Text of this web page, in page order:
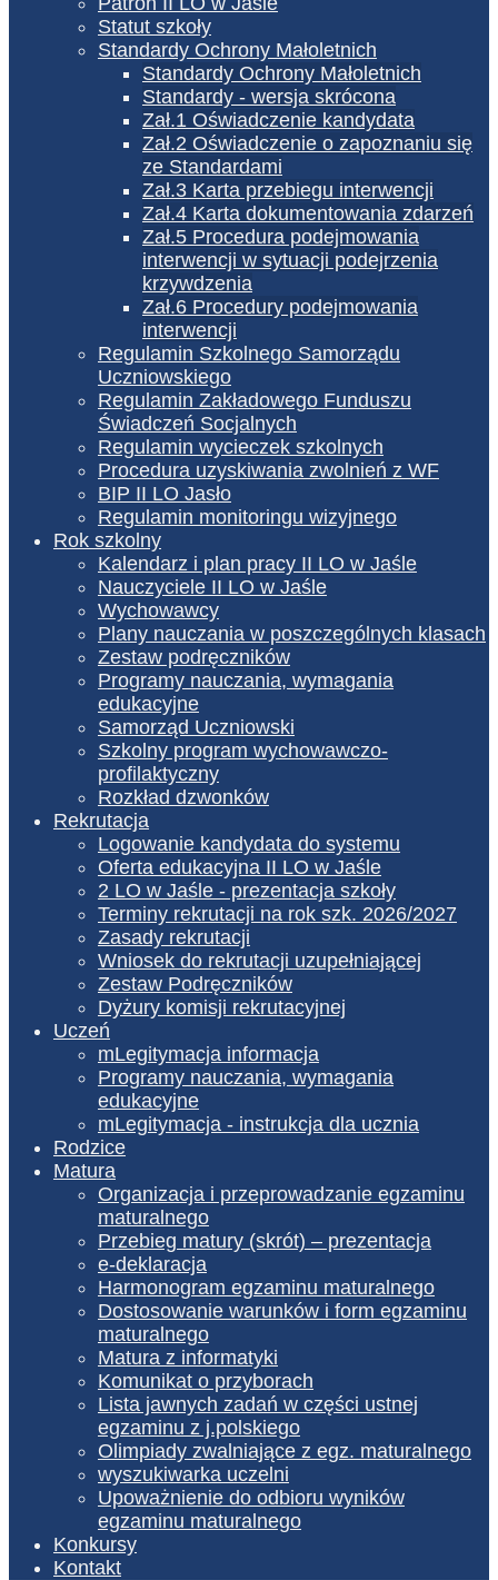
Statut szkoły
Standardy Ochrony Małoletnich
Standardy Ochrony Małoletnich
Standardy - wersja skrócona
Zał.1 Oświadczenie kandydata
Zał.2 Oświadczenie o zapoznaniu się
ze Standardami
Zał.3 Karta przebiegu interwencji
Zał.4 Karta dokumentowania zdarzeń
Zał.5 Procedura podejmowania
interwencji w sytuacji podejrzenia
krzywdzenia
Zał.6 Procedury podejmowania
interwencji
Regulamin Szkolnego Samorządu
Uczniowskiego
Regulamin Zakładowego Funduszu
Świadczeń Socjalnych
Regulamin wycieczek szkolnych
Procedura uzyskiwania zwolnień z WF
BIP II LO Jasło
Regulamin monitoringu wizyjnego
Rok szkolny
Kalendarz i plan pracy II LO w Jaśle
Nauczyciele II LO w Jaśle
Wychowawcy
Plany nauczania w poszczególnych klasach
Zestaw podręczników
Programy nauczania, wymagania
edukacyjne
Samorząd Uczniowski
Szkolny program wychowawczo-
profilaktyczny
Rozkład dzwonków
Rekrutacja
Logowanie kandydata do systemu
Oferta edukacyjna II LO w Jaśle
2 LO w Jaśle - prezentacja szkoły
Terminy rekrutacji na rok szk. 2026/2027
Zasady rekrutacji
Wniosek do rekrutacji uzupełniającej
Zestaw Podręczników
Dyżury komisji rekrutacyjnej
Uczeń
mLegitymacja informacja
Programy nauczania, wymagania
edukacyjne
mLegitymacja - instrukcja dla ucznia
Rodzice
Matura
Organizacja i przeprowadzanie egzaminu
maturalnego
Przebieg matury (skrót) – prezentacja
e-deklaracja
Harmonogram egzaminu maturalnego
Dostosowanie warunków i form egzaminu
maturalnego
Matura z informatyki
Komunikat o przyborach
Lista jawnych zadań w części ustnej
egzaminu z j.polskiego
Olimpiady zwalniające z egz. maturalnego
wyszukiwarka uczelni
Upoważnienie do odbioru wyników
egzaminu maturalnego
Konkursy
Kontakt